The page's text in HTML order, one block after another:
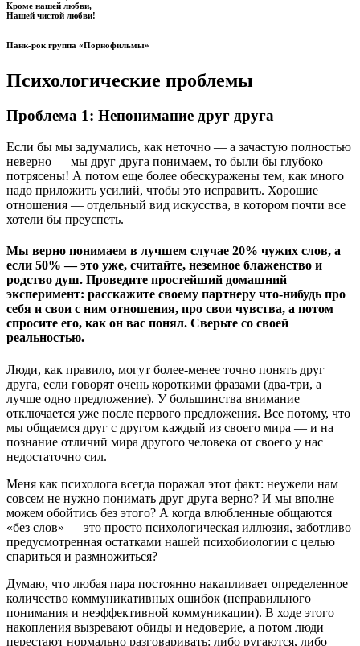
Кроме нашей любви,
Нашей чистой любви!
Панк-рок группа «Порнофильмы»
Психологические проблемы
Проблема 1: Непонимание друг друга
Если бы мы задумались, как неточно — а зачастую полностью
неверно — мы друг друга понимаем, то были бы глубоко
потрясены! А потом еще более обескуражены тем, как много
надо приложить усилий, чтобы это исправить. Хорошие
отношения — отдельный вид искусства, в котором почти все
хотели бы преуспеть.
Мы верно понимаем в лучшем случае 20% чужих слов, а
если 50% — это уже, считайте, неземное блаженство и
родство душ. Проведите простейший домашний
эксперимент: расскажите своему партнеру что-нибудь про
себя и свои с ним отношения, про свои чувства, а потом
спросите его, как он вас понял. Сверьте со своей
реальностью.
Люди, как правило, могут более-менее точно понять друг
друга, если говорят очень короткими фразами (два-три, а
лучше одно предложение). У большинства внимание
отключается уже после первого предложения. Все потому, что
мы общаемся друг с другом каждый из своего мира — и на
познание отличий мира другого человека от своего у нас
недостаточно сил.
Меня как психолога всегда поражал этот факт: неужели нам
совсем не нужно понимать друг друга верно? И мы вполне
можем обойтись без этого? А когда влюбленные общаются
«без слов» — это просто психологическая иллюзия, заботливо
предусмотренная остатками нашей психобиологии с целью
спариться и размножиться?
Думаю, что любая пара постоянно накапливает определенное
количество коммуникативных ошибок (неправильного
понимания и неэффективной коммуникации). В ходе этого
накопления вызревают обиды и недоверие, а потом люди
перестают нормально разговаривать: либо ругаются, либо